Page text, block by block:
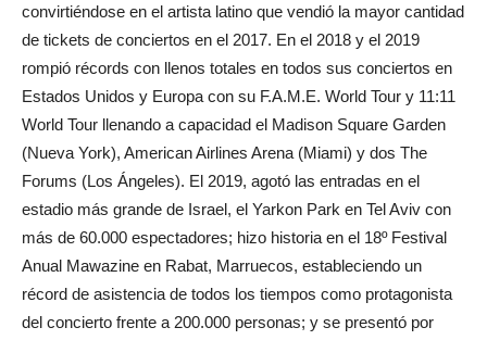
convirtiéndose en el artista latino que vendió la mayor cantidad
de tickets de conciertos en el 2017. En el 2018 y el 2019
rompió récords con llenos totales en todos sus conciertos en
Estados Unidos y Europa con su F.A.M.E. World Tour y 11:11
World Tour llenando a capacidad el Madison Square Garden
(Nueva York), American Airlines Arena (Miami) y dos The
Forums (Los Ángeles). El 2019, agotó las entradas en el
estadio más grande de Israel, el Yarkon Park en Tel Aviv con
más de 60.000 espectadores; hizo historia en el 18º Festival
Anual Mawazine en Rabat, Marruecos, estableciendo un
récord de asistencia de todos los tiempos como protagonista
del concierto frente a 200.000 personas; y se presentó por